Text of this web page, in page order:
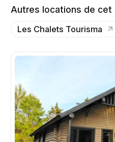
Autres locations de cet
Les Chalets Tourisma